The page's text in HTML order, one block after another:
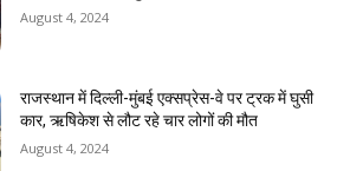
August 4, 2024
राजस्‍थान में दिल्ली-मुंबई एक्सप्रेस-वे पर ट्रक में घुसी
कार, ऋषिकेश से लौट रहे चार लोगों की मौत
August 4, 2024